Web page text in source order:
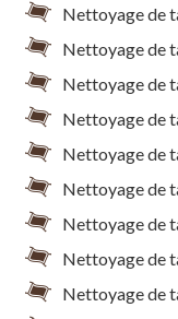
Nettoyage de
Nettoyage de
Nettoyage de
Nettoyage de
Nettoyage de
Nettoyage de
Nettoyage de
Nettoyage de
Nettoyage de